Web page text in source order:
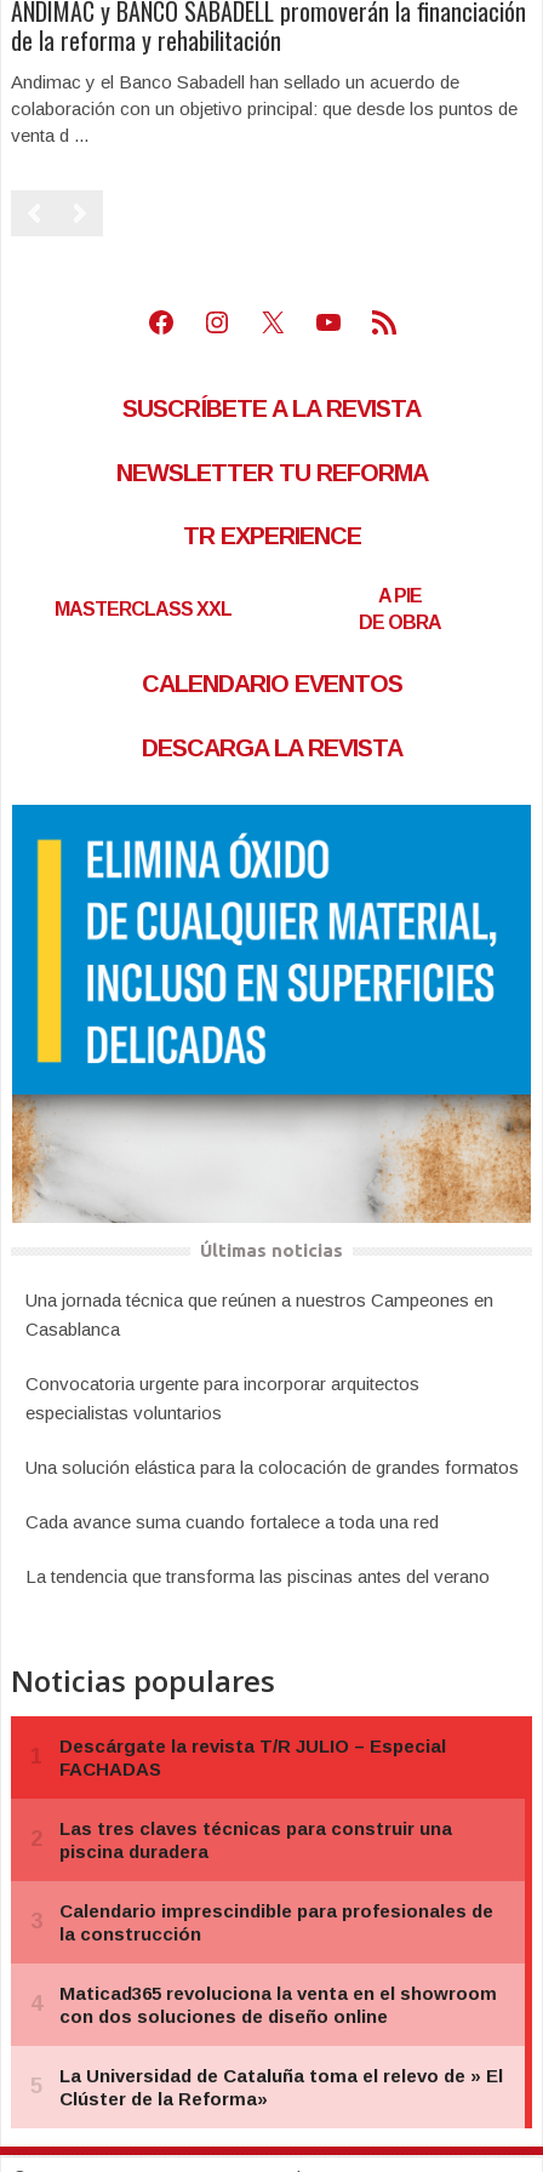
ANDIMAC y BANCO SABADELL promoverán la financiación
de la reforma y rehabilitación
Andimac y el Banco Sabadell han sellado un acuerdo de
colaboración con un objetivo principal: que desde los puntos de
venta d ...
Facebook
Instagram
X Youtube
Feed RSS
SUSCRÍBETE A LA REVISTA
NEWSLETTER TU REFORMA
TR EXPERIENCE
MASTERCLASS XXL
A PIE
DE OBRA
CALENDARIO EVENTOS
DESCARGA LA REVISTA
Últimas noticias
Una jornada técnica que reúnen a nuestros Campeones en
Casablanca
Convocatoria urgente para incorporar arquitectos
especialistas voluntarios
Una solución elástica para la colocación de grandes formatos
Cada avance suma cuando fortalece a toda una red
La tendencia que transforma las piscinas antes del verano
Noticias populares